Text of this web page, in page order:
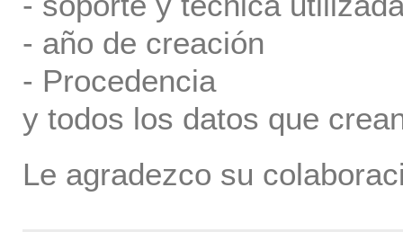
- año de creación
- Procedencia
y todos los datos que
Le agradezco su